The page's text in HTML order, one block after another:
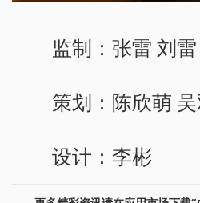
监制：张雷 刘雷
策划：陈欣萌 吴
设计：李彬